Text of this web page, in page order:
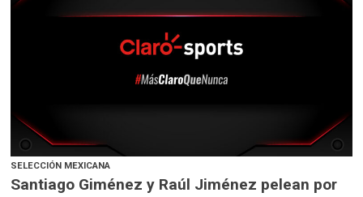
SELECCIÓN MEXICANA
Santiago Giménez y Raúl Jiménez pelean por